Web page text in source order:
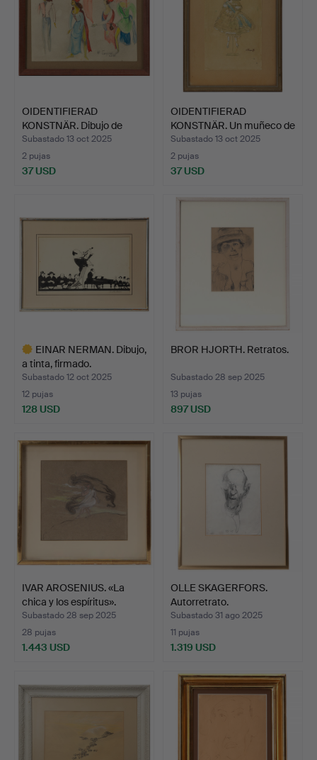
OIDENTIFIERAD
KONSTNÄR. Dibujo de
vestuari…
Subastado 13 oct 2025
2 pujas
37 USD
OIDENTIFIERAD
KONSTNÄR. Un muñeco de
técni…
Subastado 13 oct 2025
2 pujas
37 USD
EINAR NERMAN. Dibujo,
a tinta, firmado.
Subastado 12 oct 2025
12 pujas
128 USD
seleccionado
BROR HJORTH. Retratos.
Subastado 28 sep 2025
13 pujas
897 USD
IVAR AROSENIUS. «La
chica y los espíritus».
Subastado 28 sep 2025
28 pujas
1.443 USD
OLLE SKAGERFORS.
Autorretrato.
Subastado 31 ago 2025
11 pujas
1.319 USD